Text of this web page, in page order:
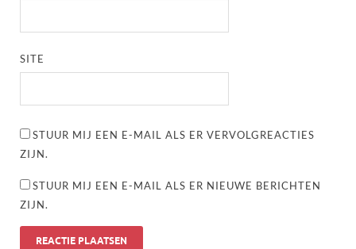
SITE
STUUR MIJ EEN E-MAIL ALS ER VERVOLGREACTIES
ZIJN.
STUUR MIJ EEN E-MAIL ALS ER NIEUWE BERICHTEN
ZIJN.